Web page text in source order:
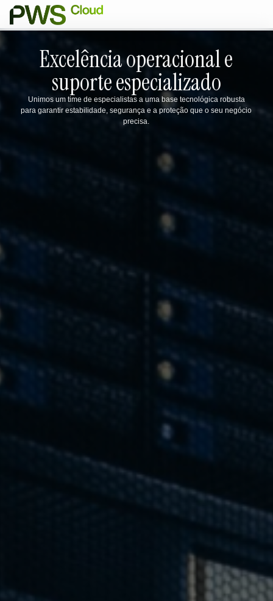
Excelência operacional e
suporte especializado
Unimos um time de especialistas a uma base tecnológica robusta
para garantir estabilidade, segurança e a proteção que o seu negócio
precisa.